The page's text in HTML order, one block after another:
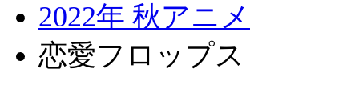
2022年 秋アニメ
恋愛フロップス